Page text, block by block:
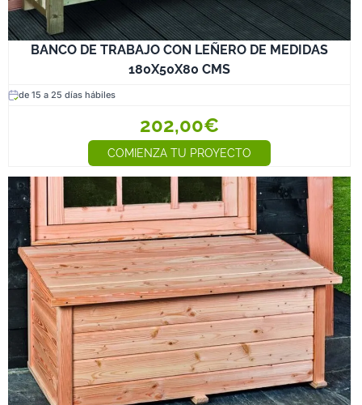
BANCO DE TRABAJO CON LEÑERO DE MEDIDAS
180X50X80 CMS
de 15 a 25 días hábiles
202,00€
COMIENZA TU PROYECTO